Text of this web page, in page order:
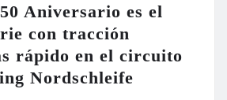
Aniversario es el
con tracción
rápido en el circuito
Nordschleife